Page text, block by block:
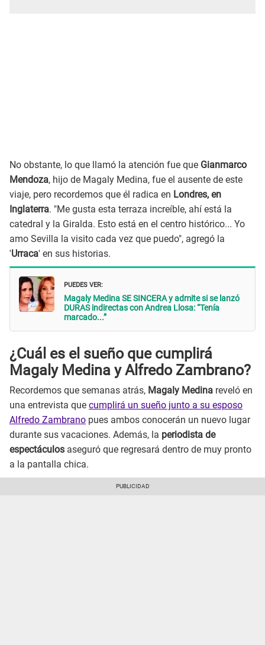
No obstante, lo que llamó la atención fue que Gianmarco
Mendoza, hijo de Magaly Medina, fue el ausente de este
viaje, pero recordemos que él radica en Londres, en
Inglaterra. "Me gusta esta terraza increíble, ahí está la
catedral y la Giralda. Esto está en el centro histórico... Yo
amo Sevilla la visito cada vez que puedo", agregó la
'Urraca' en sus historias.
PUEDES VER:
Magaly Medina SE SINCERA y admite si se lanzó
DURAS indirectas con Andrea Llosa: “Tenía
marcado...”
¿Cuál es el sueño que cumplirá
Magaly Medina y Alfredo Zambrano?
Recordemos que semanas atrás, Magaly Medina reveló en
una entrevista que cumplirá un sueño junto a su esposo
Alfredo Zambrano pues ambos conocerán un nuevo lugar
durante sus vacaciones. Además, la periodista de
espectáculos aseguró que regresará dentro de muy pronto
a la pantalla chica.